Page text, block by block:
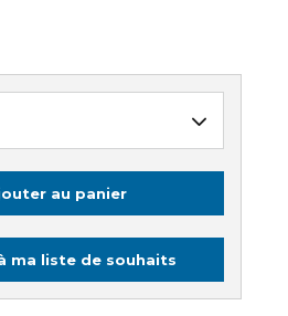
au panier
ma liste de souhaits